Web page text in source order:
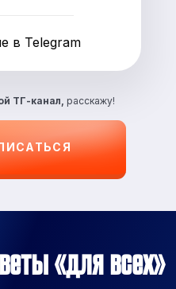
ТГ-канал, расскажу!
в Telegram
«для всех»